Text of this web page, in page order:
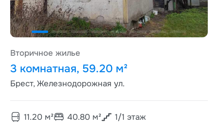
Вторичное жилье
3 комнатная, 59.20 м²
Брест, Железнодорожная ул.
11.20м² 40.80м² 1/1 этаж